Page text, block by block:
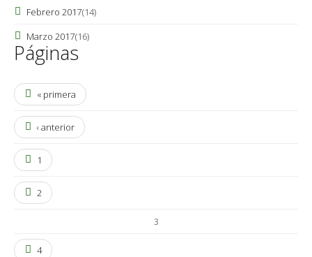
Febrero 2017(14)
Marzo 2017(16)
Páginas
« primera
‹ anterior
1
2
3
4